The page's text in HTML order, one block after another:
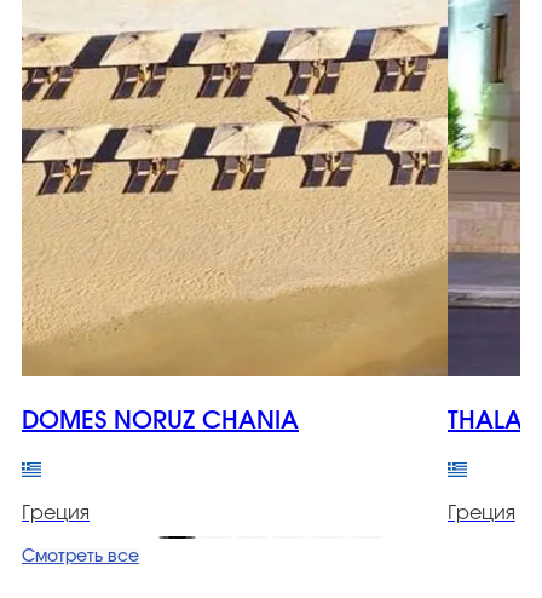
DOMES NORUZ CHANIA
Греция Греция
Смотреть все